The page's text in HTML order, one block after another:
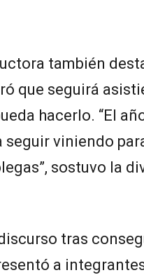
también
que seguirá
hacerlo. “El
seguir viniendo
sostuvo la
tras
a